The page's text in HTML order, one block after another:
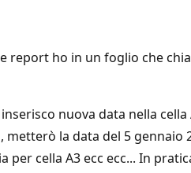
report ho in un foglio che
inserisco nuova data nella
metterò la data del 5 gennaio
per cella A3 ecc ecc... In